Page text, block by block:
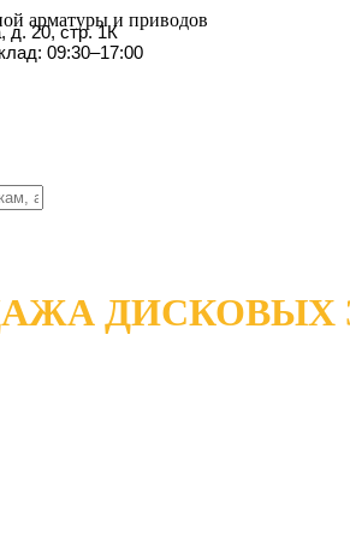
арматуры и приводов
д. 20, стр. 1К
09:30–17:00
ДИСКОВЫХ